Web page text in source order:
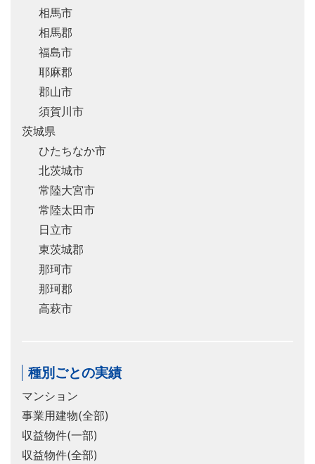
相馬市
相馬郡
福島市
耶麻郡
郡山市
須賀川市
茨城県
ひたちなか市
北茨城市
常陸大宮市
常陸太田市
日立市
東茨城郡
那珂市
那珂郡
高萩市
種別ごとの実績
マンション
事業用建物(全部)
収益物件(一部)
収益物件(全部)